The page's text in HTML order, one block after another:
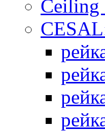
Ceiling
CESAL